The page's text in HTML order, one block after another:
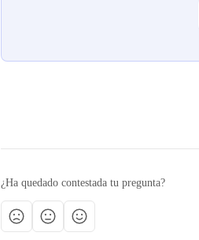
¿Ha quedado contestada tu pregunta?